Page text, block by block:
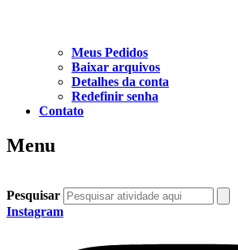
Meus Pedidos
Baixar arquivos
Detalhes da conta
Redefinir senha
Contato
Menu
Pesquisar
Instagram